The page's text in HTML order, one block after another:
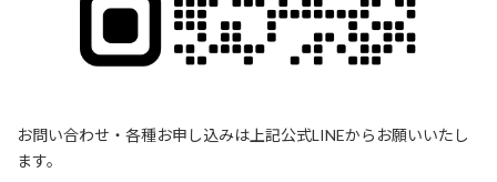
お問い合わせ・各種お申し込みは上記公式LINEからお願いいたし
ます。